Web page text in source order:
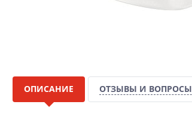
ОПИСАНИЕ ОТЗЫВЫ И ВОПРОСЫ